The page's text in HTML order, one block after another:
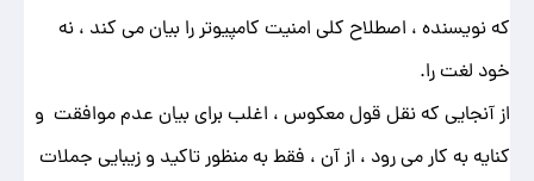
که نویسنده ، اصطلاح کلی امنیت کامپیوتر را بیان می کند ، نه
خود لغت را.
از آنجایی که نقل قول معکوس ، اغلب برای بیان عدم موافقت و
کنایه به کار می رود ، از آن ، فقط به منظور تاکید و زیبایی جملات